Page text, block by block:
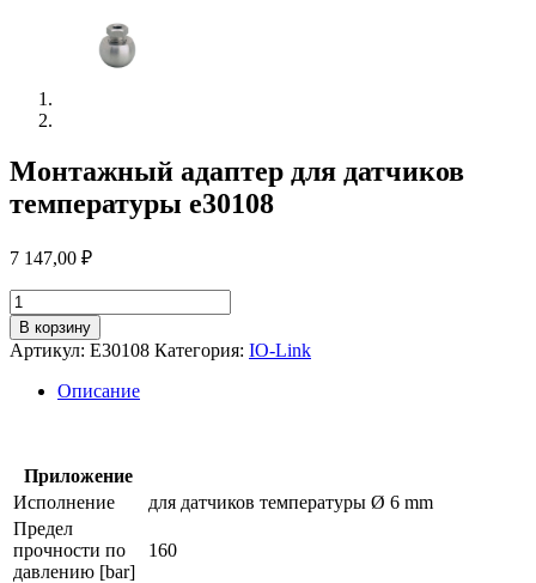
Монтажный адаптер для датчиков
температуры e30108
7 147,00 ₽
Количество
товара
Монтажный
адаптер
датчиков
В корзину
Артикул: E30108 Категория: IO-Link
Описание
Приложение
Исполнение
для датчиков температуры Ø 6 mm
Предел
прочности по
давлению [bar]
160